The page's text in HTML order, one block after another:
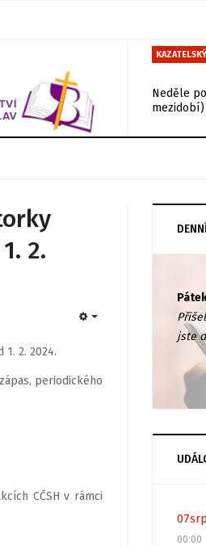
Neděle
mezidobí)
2.
2. 2024.
periodického
CČSH v rámci
jste
07srp
00:00